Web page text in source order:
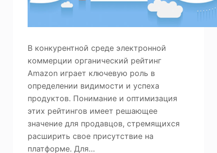
В конкурентной среде электронной
коммерции органический рейтинг
Amazon играет ключевую роль в
определении видимости и успеха
продуктов. Понимание и оптимизация
этих рейтингов имеет решающее
значение для продавцов, стремящихся
расширить свое присутствие на
платформе. Для…